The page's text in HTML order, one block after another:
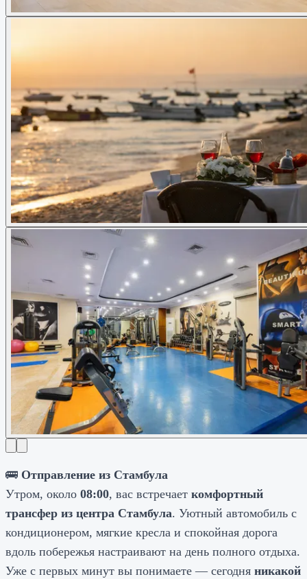
🚌 Отправление из Стамбула
Утром, около 08:00, вас встречает комфортный
трансфер из центра Стамбула. Уютный автомобиль с
кондиционером, мягкие кресла и спокойная дорога
вдоль побережья настраивают на день полного отдыха.
Уже с первых минут вы понимаете — сегодня никакой